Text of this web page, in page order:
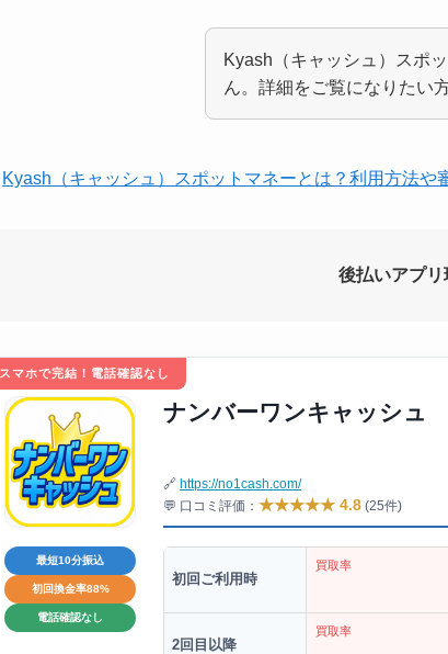
Kyash（キャッシュ）スポ
ん。詳細をご覧になりたい
Kyash（キャッシュ）スポットマネーとは？利用方法や
後払いアプ
スマホで完結！電話確認なし
ナンバーワンキャッシュ
🔗 https://no1cash.com/
💬 口コミ評価： ★★★★★ 4.8 (25件)
最短10分振込
初回換金率88%
電話確認なし
初回ご利用時
買取率
2回目以降
買取率